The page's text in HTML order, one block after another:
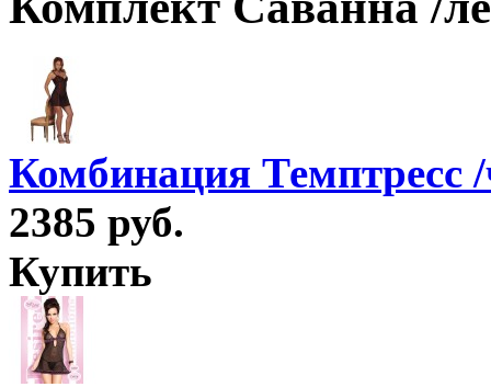
Комбинация Темптресс
2385 руб.
Купить